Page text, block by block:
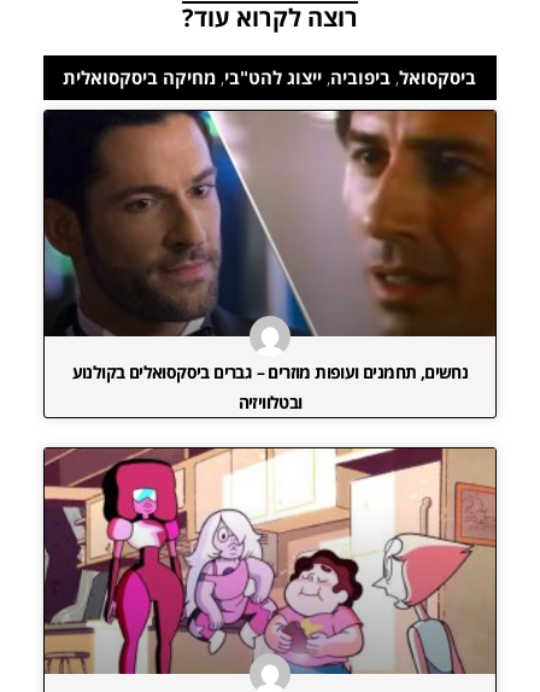
רוצה לקרוא עוד?
ביסקסואל,ביפוביה,ייצוג להט"בי,מחיקה ביסקסואלית
נחשים, תחמנים ועופות מוזרים – גברים ביסקסואלים בקולנוע
ובטלוויזיה